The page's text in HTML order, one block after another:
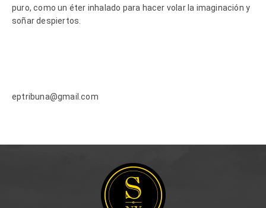
puro, como un éter inhalado para hacer volar la imaginación y
soñar despiertos.
eptribuna@gmail.com